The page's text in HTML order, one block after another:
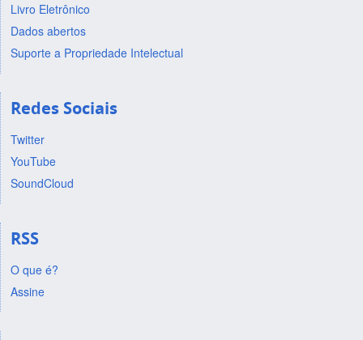
Livro Eletrônico
Dados abertos
Suporte a Propriedade Intelectual
Redes Sociais
Twitter
YouTube
SoundCloud
RSS
O que é?
Assine